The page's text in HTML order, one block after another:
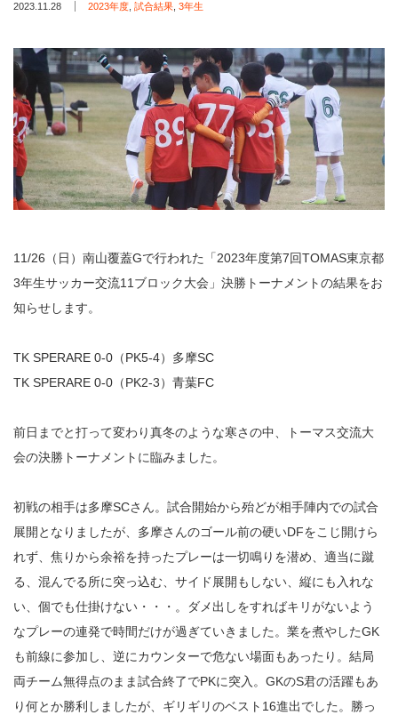
2023.11.28 2023年度 試合結果 3年生
11/26（日）南山覆蓋Gで行われた「2023年度第7回TOMAS東京都
3年生サッカー交流11ブロック大会」決勝トーナメントの結果をお
知らせします。
TK SPERARE 0-0（PK5-4）多摩SC
TK SPERARE 0-0（PK2-3）青葉FC
前日までと打って変わり真冬のような寒さの中、トーマス交流大
会の決勝トーナメントに臨みました。
初戦の相手は多摩SCさん。試合開始から殆どが相手陣内での試合
展開となりましたが、多摩さんのゴール前の硬いDFをこじ開けら
れず、焦りから余裕を持ったプレーは一切鳴りを潜め、適当に蹴
る、混んでる所に突っ込む、サイド展開もしない、縦にも入れな
い、個でも仕掛けない・・・。ダメ出しをすればキリがないよう
なプレーの連発で時間だけが過ぎていきました。業を煮やしたGK
も前線に参加し、逆にカウンターで危ない場面もあったり。結局
両チーム無得点のまま試合終了でPKに突入。GKのS君の活躍もあ
り何とか勝利しましたが、ギリギリのベスト16進出でした。勝っ